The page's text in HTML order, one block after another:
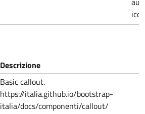
Descrizione
Basic callout.
https://italia.github.io/bootstrap-
italia/docs/componenti/callout/